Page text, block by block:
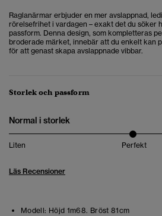
Raglanärmar erbjuder en mer avslappnad,
rörelsefrihet i vardagen – exakt det du söker
passform. Denna design, som kompletteras
broderade märket, innebär att du enkelt kan
för att genast skapa avslappnade vibbar.
Storlek och passform
Normal i storlek
Liten Perfekt
Läs Recensioner
Modell: Höjd 1m68. Bröst 81cm